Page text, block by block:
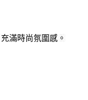
滿時尚氛圍感。